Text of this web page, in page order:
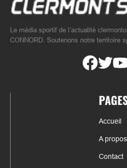
Le média sportif de l’actualité
CONNORD. Soutenons notre territoire
Accueil
A propos
Contact